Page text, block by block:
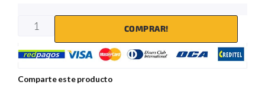
COMPRAR!
Comparte este producto